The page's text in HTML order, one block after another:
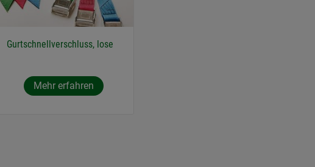
Gurtschnellverschluss, lose
Mehr erfahren